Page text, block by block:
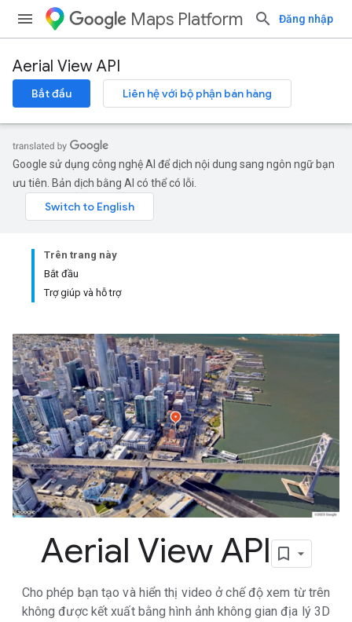
Maps Platform Đăng nhập
Aerial View API
Bắt đầu Liên hệ với bộ phận bán hàng
Google sử dụng công nghệ AI để dịch nội dung sang ngôn ngữ bạn
ưu tiên. Bản dịch bằng AI có thể có lỗi.
Trên trang này
Bắt đầu
Trợ giúp và hỗ trợ
Aerial View API
Cho phép bạn tạo và hiển thị video ở chế độ xem từ trên
không được kết xuất bằng hình ảnh không gian địa lý 3D